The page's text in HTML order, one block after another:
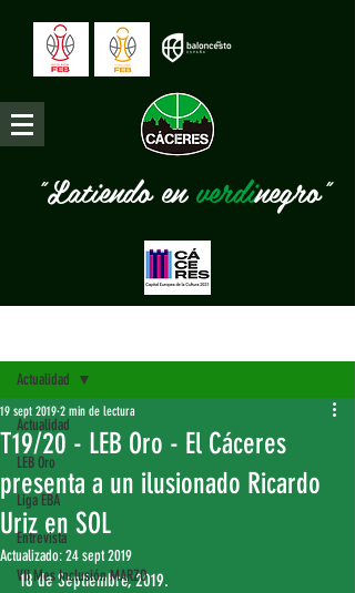
"Latiendo enverdinegro"
Actualidad
LEB Oro
Liga EBA
Entrevista
VII Mes Inclusión MARZO
Actualidad
T19/20 - LEB Oro - El Cáceres
presenta a un ilusionado Ricardo
Uriz en SOL
19 sept 2019 2 min de lectura
Actualizado:24 sept 2019
18 de Septiembre, 2019.